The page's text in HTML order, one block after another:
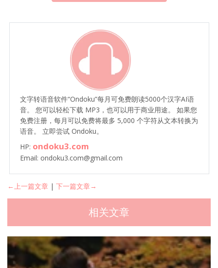
文字转语音软件“Ondoku”每月可免费朗读5000个汉字AI语
音。 您可以轻松下载 MP3，也可以用于商业用途。 如果您
免费注册，每月可以免费将最多 5,000 个字符从文本转换为
语音。 立即尝试 Ondoku。
HP: ondoku3.com
Email: ondoku3.com@gmail.com
←上一篇文章 | 下一篇文章→
相关文章